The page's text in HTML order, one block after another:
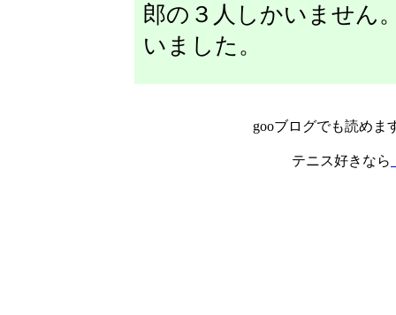
郎の３人しかいません
いました。
gooブログでも読めま
テニス好きなら